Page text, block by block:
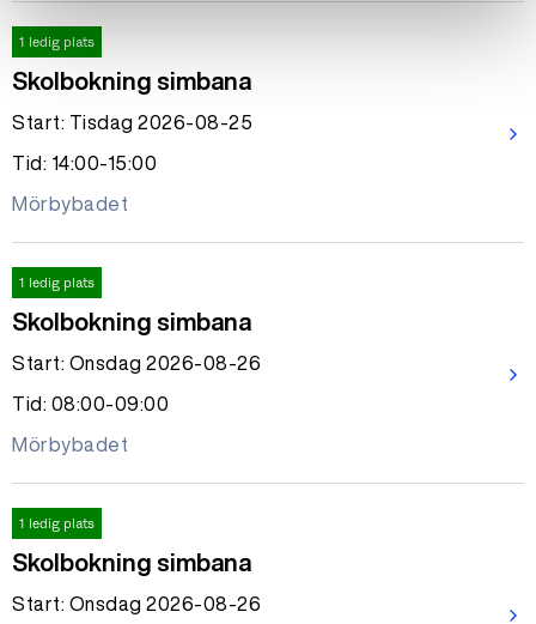
1 ledig plats
Skolbokning simbana
Start: Tisdag 2026-08-25
Tid: 14:00-15:00
Mörbybadet
arrow_forward_ios
1 ledig plats
Skolbokning simbana
Start: Onsdag 2026-08-26
Tid: 08:00-09:00
Mörbybadet
arrow_forward_ios
1 ledig plats
Skolbokning simbana
Start: Onsdag 2026-08-26
arrow_forward_ios